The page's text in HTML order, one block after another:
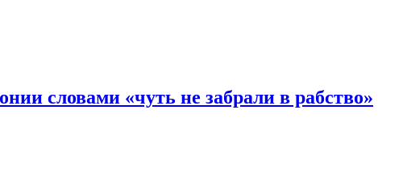
словами «чуть не забрали в рабство»